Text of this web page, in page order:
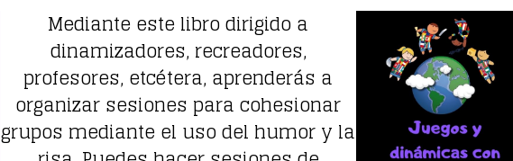
Mediante este libro dirigido a
dinamizadores, recreadores,
profesores, etcétera, aprenderás a
organizar sesiones para cohesionar
grupos mediante el uso del humor y la